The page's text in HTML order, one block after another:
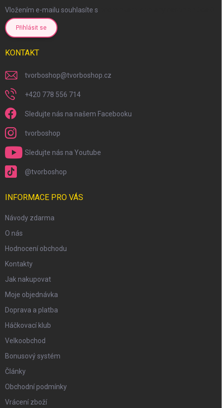
Vložením e-mailu souhlasíte s
Přihlásit se
KONTAKT
tvorboshop@tvorboshop.cz
+420 778 556 714
Sledujte nás na našem Facebooku
tvorboshop
Sledujte nás na Youtube
@tvorboshop
INFORMACE PRO VÁS
Návody zdarma
O nás
Hodnocení obchodu
Kontakty
Jak nakupovat
Moje objednávka
Doprava a platba
Háčkovací klub
Velkoobchod
Bonusový systém
Články
Obchodní podmínky
Vrácení zboží